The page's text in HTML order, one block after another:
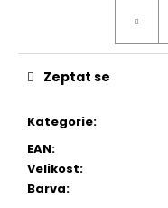
Kategorie:
EAN:
Velikost:
Barva:
Zeptat se